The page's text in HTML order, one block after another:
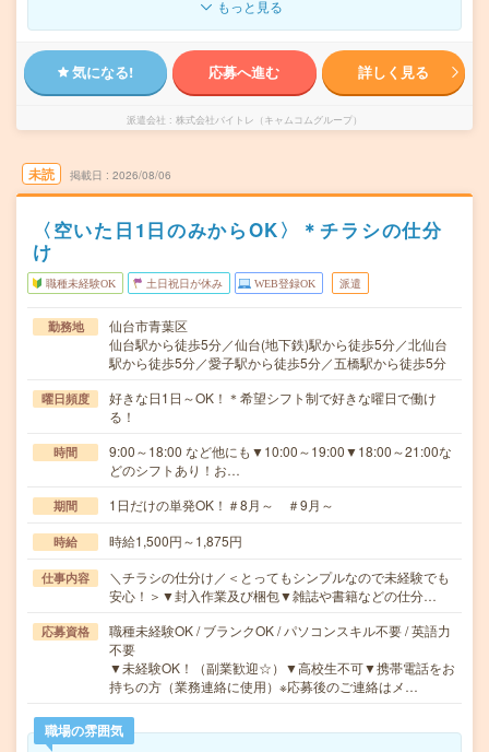
もっと見る
気になる! 応募へ進む 詳しく見る
派遣会社 株式会社バイトレ（キャムコムグループ）
未読 掲載日 2026/08/06
〈空いた日1日のみからOK〉＊チラシの仕分
け
職種未経験OK 土日祝日が休み WEB登録OK 派遣
勤務地
仙台市青葉区
仙台駅から徒歩5分／仙台(地下鉄)駅から徒歩5分／北仙台
駅から徒歩5分／愛子駅から徒歩5分／五橋駅から徒歩5分
曜日頻度
好きな日1日～OK！＊希望シフト制で好きな曜日で働け
る！
時間
9:00～18:00 など他にも▼10:00～19:00▼18:00～21:00な
どのシフトあり！お…
期間 1日だけの単発OK！＃8月～ ＃9月～
時給 時給1,500円～1,875円
仕事内容
＼チラシの仕分け／＜とってもシンプルなので未経験でも
安心！＞▼封入作業及び梱包▼雑誌や書籍などの仕分…
応募資格
職種未経験OK / ブランクOK / パソコンスキル不要 / 英語力
不要
▼未経験OK！（副業歓迎☆）▼高校生不可▼携帯電話をお
持ちの方（業務連絡に使用）※応募後のご連絡はメ…
職場の雰囲気